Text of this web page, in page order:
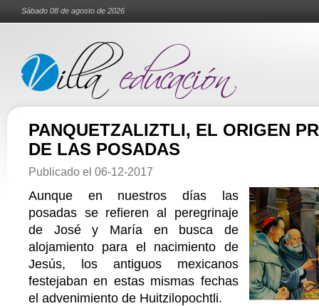
Sábado 08 de agosto de 2026
PANQUETZALIZTLI, EL ORIGEN
DE LAS POSADAS
Publicado el 06-12-2017
Aunque en nuestros días las
posadas se refieren al peregrinaje
de José y María en busca de
alojamiento para el nacimiento de
Jesús, los antiguos mexicanos
festejaban en estas mismas fechas
el advenimiento de Huitzilopochtli.